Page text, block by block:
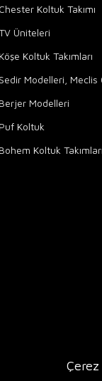
Çerez
Chester Koltuk Takımı
Üniteleri
Köşe Koltuk Takımları
Sedir Modelleri, Meclis
Berjer Modelleri
Puf Koltuk
Bohem Koltuk Takımları